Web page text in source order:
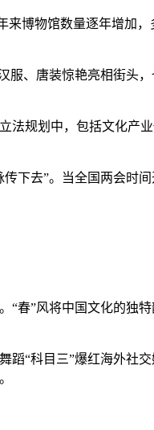
博物馆数量逐年增加，
、唐装惊艳亮相街头，
规划中，包括文化产
下去”。当全国两会时间
春”风将中国文化的独特
“科目三”爆红海外社交